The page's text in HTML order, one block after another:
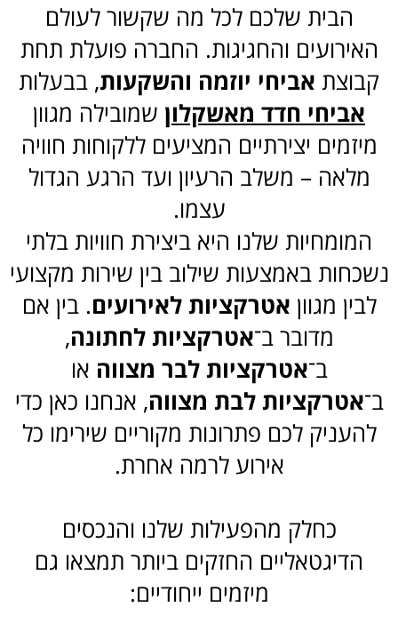
הבית שלכם לכל מה שקשור לעולם
האירועים והחגיגות. החברה פועלת תחת
קבוצת אביחי יוזמה והשקעות, בבעלות
אביחי חדד מאשקלון שמובילה מגוון
מיזמים יצירתיים המציעים ללקוחות חוויה
מלאה – משלב הרעיון ועד הרגע הגדול
עצמו.
המומחיות שלנו היא ביצירת חוויות בלתי
נשכחות באמצעות שילוב בין שירות מקצועי
לבין מגוון אטרקציות לאירועים. בין אם
מדובר ב־אטרקציות לחתונה,
ב־אטרקציות לבר מצווה או
ב־אטרקציות לבת מצווה, אנחנו כאן כדי
להעניק לכם פתרונות מקוריים שירימו כל
אירוע לרמה אחרת.
כחלק מהפעילות שלנו והנכסים
הדיגטאליים החזקים ביותר תמצאו גם
מיזמים ייחודיים: